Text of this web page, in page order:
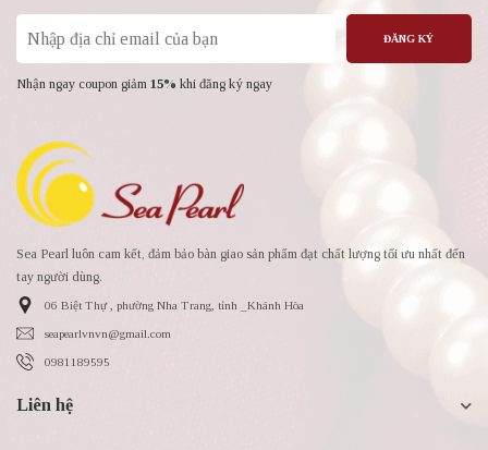
ĐĂNG KÝ
Nhận ngay coupon giảm 15% khi đăng ký ngay
Sea Pearl luôn cam kết, đảm bảo bàn giao sản phẩm đạt chất lượng tối ưu nhất đến
tay người dùng.
06 Biệt Thự , phường Nha Trang, tỉnh _Khánh Hòa
seapearlvnvn@gmail.com
0981189595
Liên hệ